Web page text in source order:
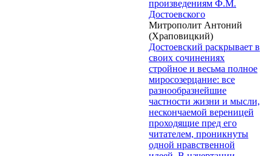
произведениям Ф.М.
Достоевского
Митрополит Антоний
(Храповицкий)
Достоевский раскрывает в
своих сочинениях
стройное и весьма полное
миросозерцание: все
разнообразнейшие
частности жизни и мысли,
нескончаемой вереницей
проходящие пред его
читателем, проникнуты
одной нравственной